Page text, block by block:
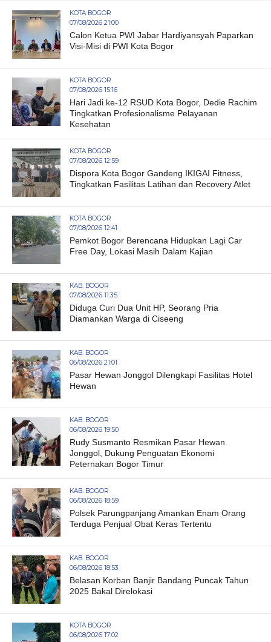
KOTA BOGOR
07/08/2026 21:00
Calon Ketua PWI Jabar Hardiyansyah Paparkan
Visi-Misi di PWI Kota Bogor
KOTA BOGOR
07/08/2026 15:16
Hari Jadi ke-12 RSUD Kota Bogor, Dedie Rachim
Tingkatkan Profesionalisme Pelayanan
Kesehatan
KOTA BOGOR
07/08/2026 12:59
Dispora Kota Bogor Gandeng IKIGAI Fitness,
Tingkatkan Fasilitas Latihan dan Recovery Atlet
KOTA BOGOR
07/08/2026 12:41
Pemkot Bogor Berencana Hidupkan Lagi Car
Free Day, Lokasi Masih Dalam Kajian
KAB. BOGOR
07/08/2026 11:35
Diduga Curi Dua Unit HP, Seorang Pria
Diamankan Warga di Ciseeng
KAB. BOGOR
06/08/2026 21:01
Pasar Hewan Jonggol Dilengkapi Fasilitas Hotel
Hewan
KAB. BOGOR
06/08/2026 19:50
Rudy Susmanto Resmikan Pasar Hewan
Jonggol, Dukung Penguatan Ekonomi
Peternakan Bogor Timur
KAB. BOGOR
06/08/2026 18:59
Polsek Parungpanjang Amankan Enam Orang
Terduga Penjual Obat Keras Tertentu
KAB. BOGOR
06/08/2026 18:53
Belasan Korban Banjir Bandang Puncak Tahun
2025 Bakal Direlokasi
KOTA BOGOR
06/08/2026 17:02